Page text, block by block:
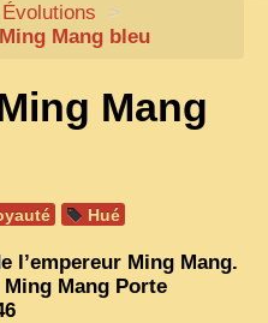
Évolutions
>
Mang bleu
Mang
Hué
l’empereur Ming Mang.
Mang Porte